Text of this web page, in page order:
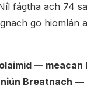
fágtha ach 74
go hiomlán
—
Breatnach